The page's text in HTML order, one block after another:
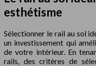
esthétisme
Sélectionner le rail au sol
un investissement qui
de votre intérieur. En
rails, des critères de